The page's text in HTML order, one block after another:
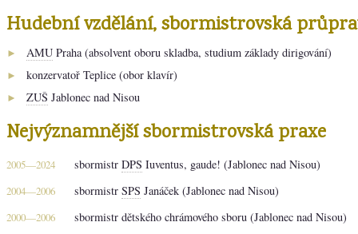
Hudební vzdělání, sbormistrovská
► AMU Praha (absolvent oboru skladba, studium základy dirigování)
► konzervatoř Teplice (obor klavír)
► ZUŠ Jablonec nad Nisou
Nejvýznamnější sbormistrovská praxe
2005—2024 sbormistr DPS Iuventus, gaude! (Jablonec nad Nisou)
2004—2006 sbormistr SPS Janáček (Jablonec nad Nisou)
2000—2006 sbormistr dětského chrámového sboru (Jablonec nad Nisou)